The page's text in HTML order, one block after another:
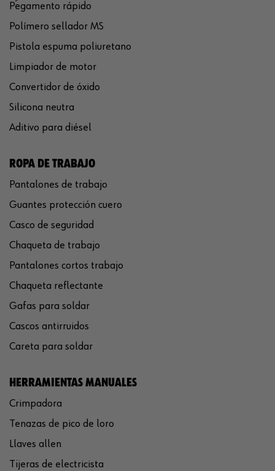
Pegamento rápido
Polímero sellador MS
Pistola espuma poliuretano
Limpiador de motor
Convertidor de óxido
Silicona neutra
Aditivo para diésel
ROPA DE TRABAJO
Pantalones de trabajo
Guantes protección cuero
Casco de seguridad
Chaqueta de trabajo
Pantalones cortos trabajo
Chaqueta reflectante
Gafas para soldar
Cascos antirruidos
Careta para soldar
HERRAMIENTAS MANUALES
Crimpadora
Tenazas de pico de loro
Llaves allen
Tijeras de electricista